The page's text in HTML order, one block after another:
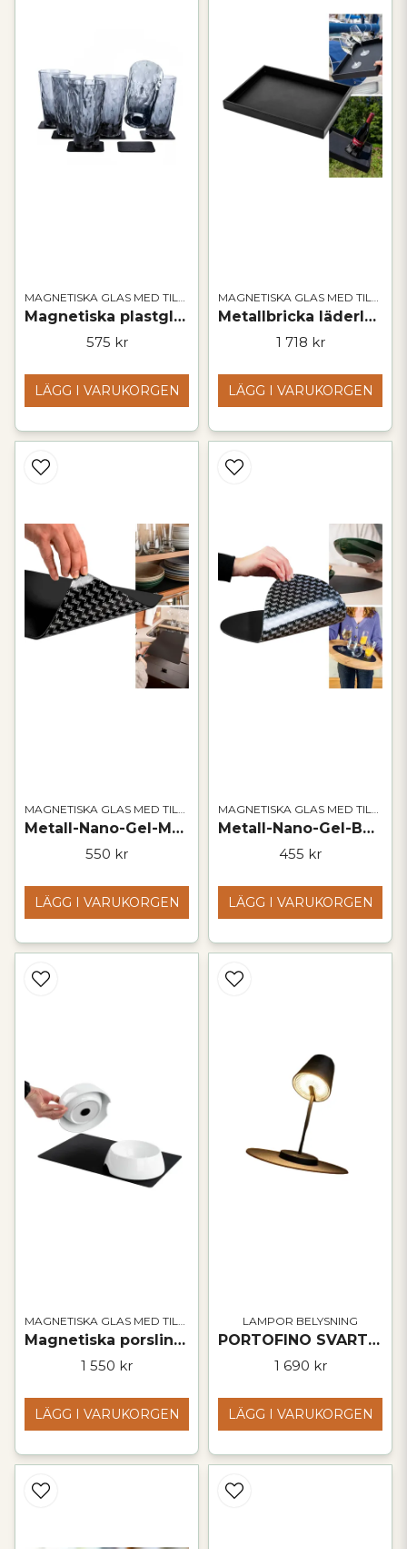
MAGNETISKA GLAS MED TILLBEHÖR
Magnetiska plastglas | LONGDRINK GREY
575 kr
LÄGG I VARUKORGEN
MAGNETISKA GLAS MED TILLBEHÖR
Metallbricka läderlook SVART
1 718 kr
LÄGG I VARUKORGEN
Metall-Nano-Gel-Matta | SVART
550 kr
LÄGG I VARUKORGEN
Metall-Nano-Gel-Bordsunderlägg 2 storlekar
455 kr
LÄGG I VARUKORGEN
Magnetiska porslinsmatskålar inklusive matta
1 550 kr
LÄGG I VARUKORGEN
LAMPOR BELYSNING
PORTOFINO SVART |magnetisk designlampa med bordstablett och pad
1 690 kr
LÄGG I VARUKORGEN